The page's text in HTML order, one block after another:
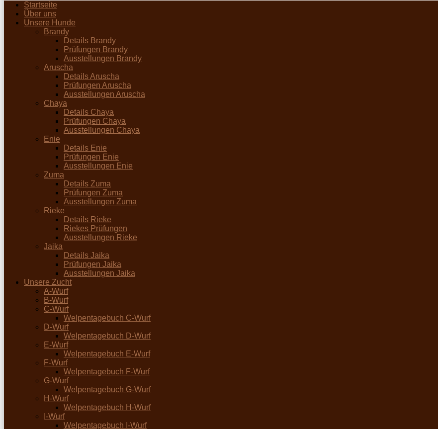
Startseite
Über uns
Unsere Hunde
Brandy
Details Brandy
Prüfungen Brandy
Ausstellungen Brandy
Aruscha
Details Aruscha
Prüfungen Aruscha
Ausstellungen Aruscha
Chaya
Details Chaya
Prüfungen Chaya
Ausstellungen Chaya
Enie
Details Enie
Prüfungen Enie
Ausstellungen Enie
Zuma
Details Zuma
Prüfungen Zuma
Ausstellungen Zuma
Rieke
Details Rieke
Riekes Prüfungen
Ausstellungen Rieke
Jaika
Details Jaika
Prüfungen Jaika
Ausstellungen Jaika
Unsere Zucht
A-Wurf
B-Wurf
C-Wurf
Welpentagebuch C-Wurf
D-Wurf
Welpentagebuch D-Wurf
E-Wurf
Welpentagebuch E-Wurf
F-Wurf
Welpentagebuch F-Wurf
G-Wurf
Welpentagebuch G-Wurf
H-Wurf
Welpentagebuch H-Wurf
I-Wurf
Welpentagebuch I-Wurf